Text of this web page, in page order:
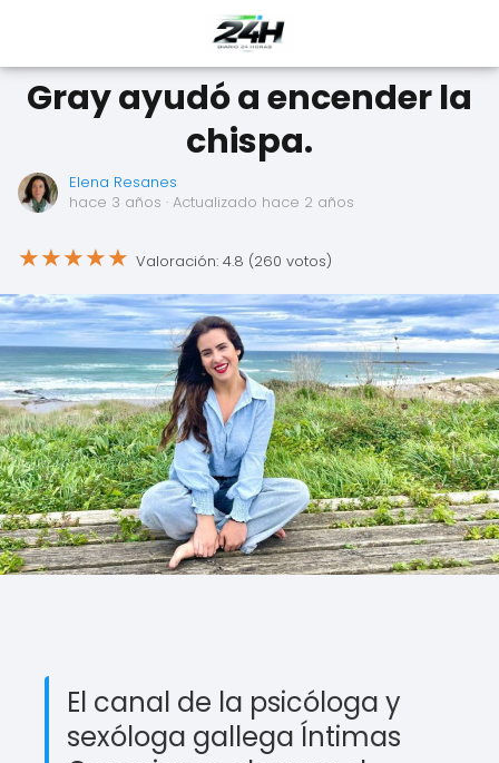
Gray ayudó a encender la
chispa.
Elena Resanes
hace 3 años · Actualizado hace 2 años
★★★★★ Valoración: 4.8 (260 votos)
El canal de la psicóloga y
sexóloga gallega Íntimas